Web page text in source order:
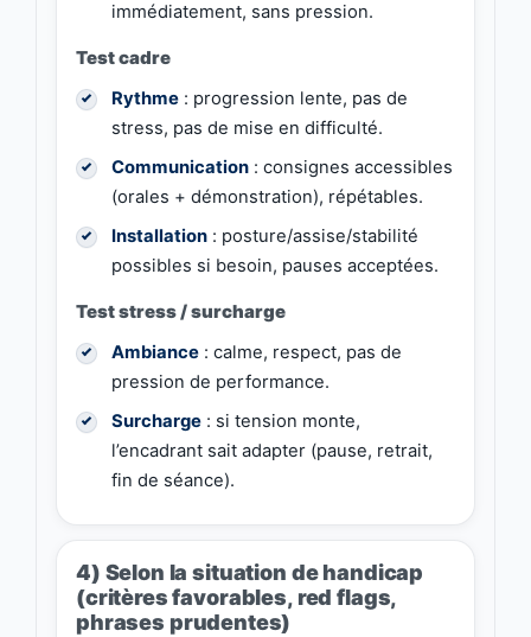
immédiatement, sans pression.
Test cadre
Rythme : progression lente, pas de
stress, pas de mise en difficulté.
Communication : consignes accessibles
(orales + démonstration), répétables.
Installation : posture/assise/stabilité
possibles si besoin, pauses acceptées.
Test stress / surcharge
Ambiance : calme, respect, pas de
pression de performance.
Surcharge : si tension monte,
l’encadrant sait adapter (pause, retrait,
fin de séance).
4) Selon la situation de handicap
(critères favorables, red flags,
phrases prudentes)